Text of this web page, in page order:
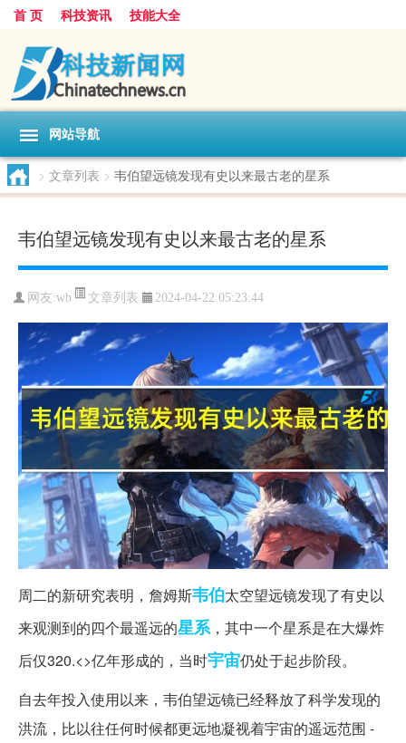
首 页 科技资讯 技能大全
网站导航
> 文章列表 > 韦伯望远镜发现有史以来最古老的星系
韦伯望远镜发现有史以来最古老的星系
网友:wb 文章列表 2024-04-22 05:23:44
周二的新研究表明，詹姆斯韦伯太空望远镜发现了有史以
来观测到的四个最遥远的星系，其中一个星系是在大爆炸
后仅320.<>亿年形成的，当时宇宙仍处于起步阶段。
自去年投入使用以来，韦伯望远镜已经释放了科学发现的
洪流，比以往任何时候都更远地凝视着宇宙的遥远范围 -